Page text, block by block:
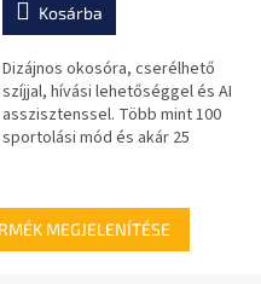
Kosárba
Dizájnos okosóra, cserélhető
szíjjal, hívási lehetőséggel és AI
asszisztenssel. Több mint 100
sportolási mód és akár 25
MEGJELENÍTÉSE